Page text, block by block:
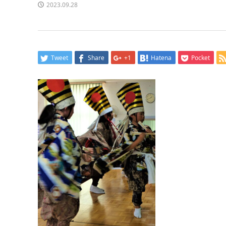
2023.09.28
Tweet Share +1 Hatena Pocket